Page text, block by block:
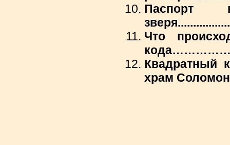
Паспорт
Что
Квадратный
храм